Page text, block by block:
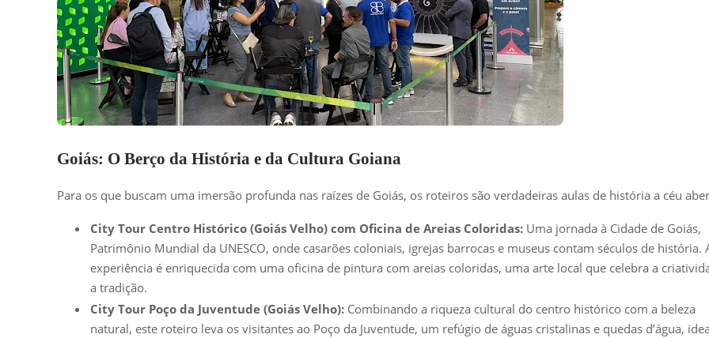
Goiás: O Berço da História e da Cultura Goiana
Para os que buscam uma imersão profunda nas raízes de Goiás, os roteiros são verdadeiras aulas de história a céu
City Tour Centro Histórico (Goiás Velho) com Oficina de Areias Coloridas: Uma jornada à Cidade de Goiás,
Patrimônio Mundial da UNESCO, onde casarões coloniais, igrejas barrocas e museus contam séculos de história.
experiência é enriquecida com uma oficina de pintura com areias coloridas, uma arte local que celebra a
a tradição.
City Tour Poço da Juventude (Goiás Velho): Combinando a riqueza cultural do centro histórico com a beleza
natural, este roteiro leva os visitantes ao Poço da Juventude, um refúgio de águas cristalinas e quedas d’água,